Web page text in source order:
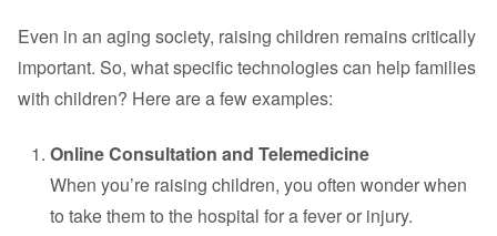
Even in an aging society, raising children remains critically
important. So, what specific technologies can help families
with children? Here are a few examples:
Online Consultation and Telemedicine
When you’re raising children, you often wonder when
to take them to the hospital for a fever or injury.